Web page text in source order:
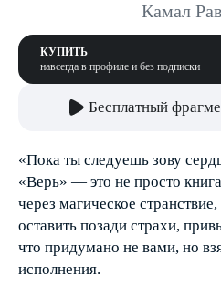
Камал
КУПИТЬ
навсегда в профиле и без подписки
Бесплатный
«Пока ты следуешь зову
«Верь» — это не просто
через магическое
оставить позади страхи,
что придумано не вами, но
исполнения.